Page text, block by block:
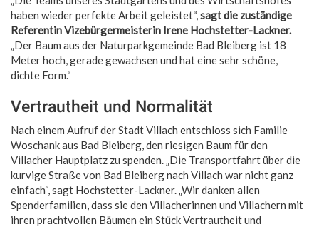
haben wieder perfekte Arbeit geleistet“,sagt die zuständige
Referentin Vizebürgermeisterin Irene Hochstetter-Lackner.
„Der Baum aus der Naturparkgemeinde Bad Bleiberg ist 18
Meter hoch, gerade gewachsen und hat eine sehr schöne,
dichte Form.“
Vertrautheit und Normalität
Nach einem Aufruf der Stadt Villach entschloss sich Familie
Woschank aus Bad Bleiberg, den riesigen Baum für den
Villacher Hauptplatz zu spenden. „Die Transportfahrt über die
kurvige Straße von Bad Bleiberg nach Villach war nicht ganz
einfach“, sagt Hochstetter-Lackner. „Wir danken allen
Spenderfamilien, dass sie den Villacherinnen und Villachern mit
ihren prachtvollen Bäumen ein Stück Vertrautheit und